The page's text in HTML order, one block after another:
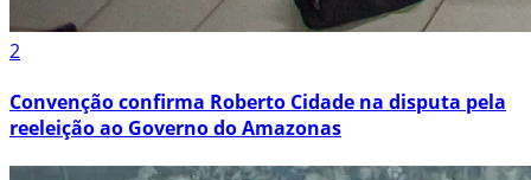
2
Convenção confirma Roberto Cidade na disputa pela
reeleição ao Governo do Amazonas